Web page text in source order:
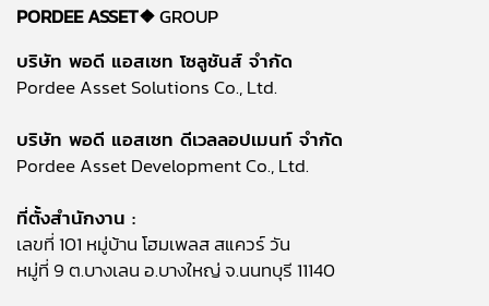
PORDEE ASSET❖GROUP
บริษัท พอดี แอสเซท โซลูชันส์ จำกัด
Pordee Asset Solutions Co., Ltd.
บริษัท พอดี แอสเซท ดีเวลลอปเมนท์ จำกัด
Pordee Asset Development Co., Ltd.
ที่ตั้งสำนักงาน :
เลขที่ 101 หมู่บ้าน โฮมเพลส สแควร์ วัน
หมู่ที่ 9 ต.บางเลน อ.บางใหญ่ จ.นนทบุรี 11140